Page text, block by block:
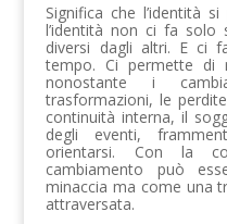
Significa che l’identità
l’identità non ci fa solo
diversi dagli altri. E ci
tempo. Ci permette di
nonostante i
trasformazioni, le
continuità interna, il
degli eventi,
orientarsi. Con la
cambiamento può
minaccia ma come una
attraversata.